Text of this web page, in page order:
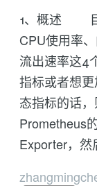
1、概述 目
CPU使用率
流出速率这4
指标或者想
态指标的话
Prometheus
Exporter，然